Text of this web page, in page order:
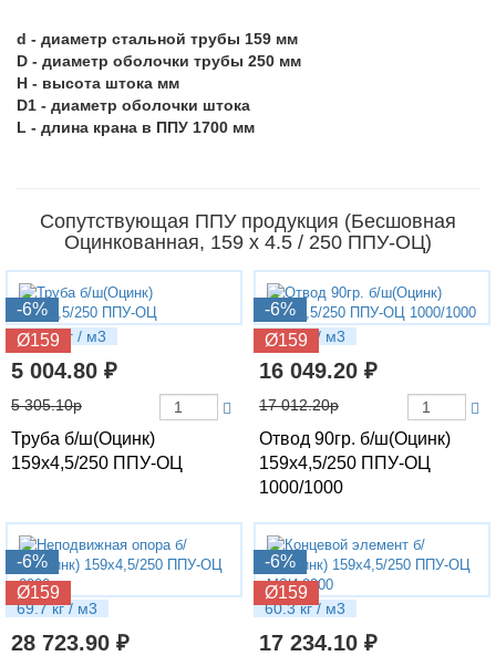
d - диаметр стальной трубы 159 мм
D - диаметр оболочки трубы 250 мм
H - высота штока мм
D1 - диаметр оболочки штока
L - длина крана в ППУ 1700 мм
Сопутствующая ППУ продукция (Бесшовная
Оцинкованная, 159 х 4.5 / 250 ППУ-ОЦ)
-6%
Ø159
26.79 кг / м3
5 004.80 ₽
5 305.10р
Труба б/ш(Оцинк)
159х4,5/250 ППУ-ОЦ
-6%
Ø159
53.6 кг / м3
16 049.20 ₽
17 012.20р
Отвод 90гр. б/ш(Оцинк)
159х4,5/250 ППУ-ОЦ
1000/1000
-6%
Ø159
69.7 кг / м3
28 723.90 ₽
-6%
Ø159
60.3 кг / м3
17 234.10 ₽